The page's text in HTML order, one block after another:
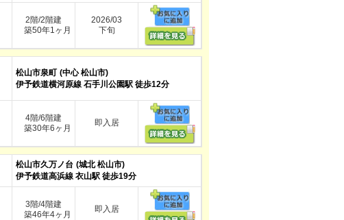
2階/2階建
築50年1ヶ月
2026/03
下旬
松山市泉町 (中心 松山市)
伊予鉄道横河原線 石手川公園駅 徒歩12分
4階/6階建
築30年6ヶ月
即入居
松山市久万ノ台 (城北 松山市)
伊予鉄道高浜線 衣山駅 徒歩19分
3階/4階建
築46年4ヶ月
即入居